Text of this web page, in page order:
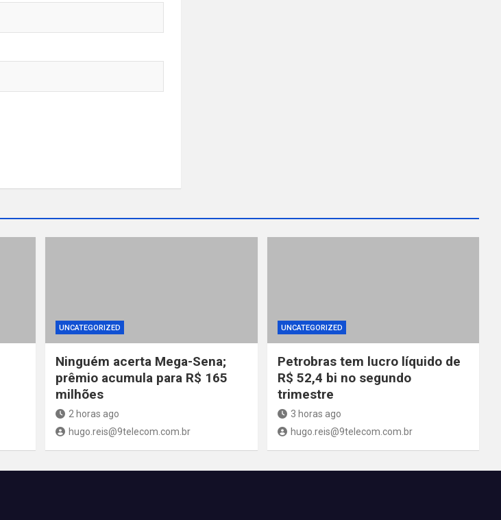
UNCATEGORIZED
Ninguém acerta Mega-Sena;
prêmio acumula para R$ 165
milhões
2 horas ago
hugo.reis@9telecom.com.br
UNCATEGORIZED
Petrobras tem lucro líquido de
R$ 52,4 bi no segundo
trimestre
3 horas ago
hugo.reis@9telecom.com.br